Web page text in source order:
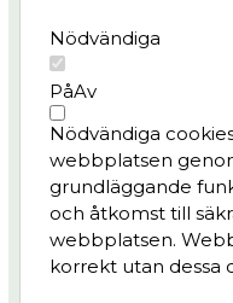
Nödvändiga
PåAv
Nödvändiga
webbplatsen
grundläggande
och åtkomst till
webbplatsen.
korrekt utan dessa
påGöteborg växer.
Meny
Projektet
Nyheter
Bygg- och trafikinfo
Konst & kultur
Frågor & svar